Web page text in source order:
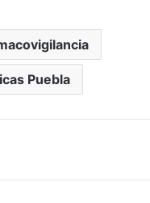
Puebla